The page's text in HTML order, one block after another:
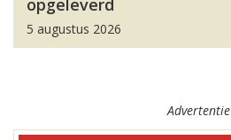
opgeleverd
5 augustus 2026
Advertentie